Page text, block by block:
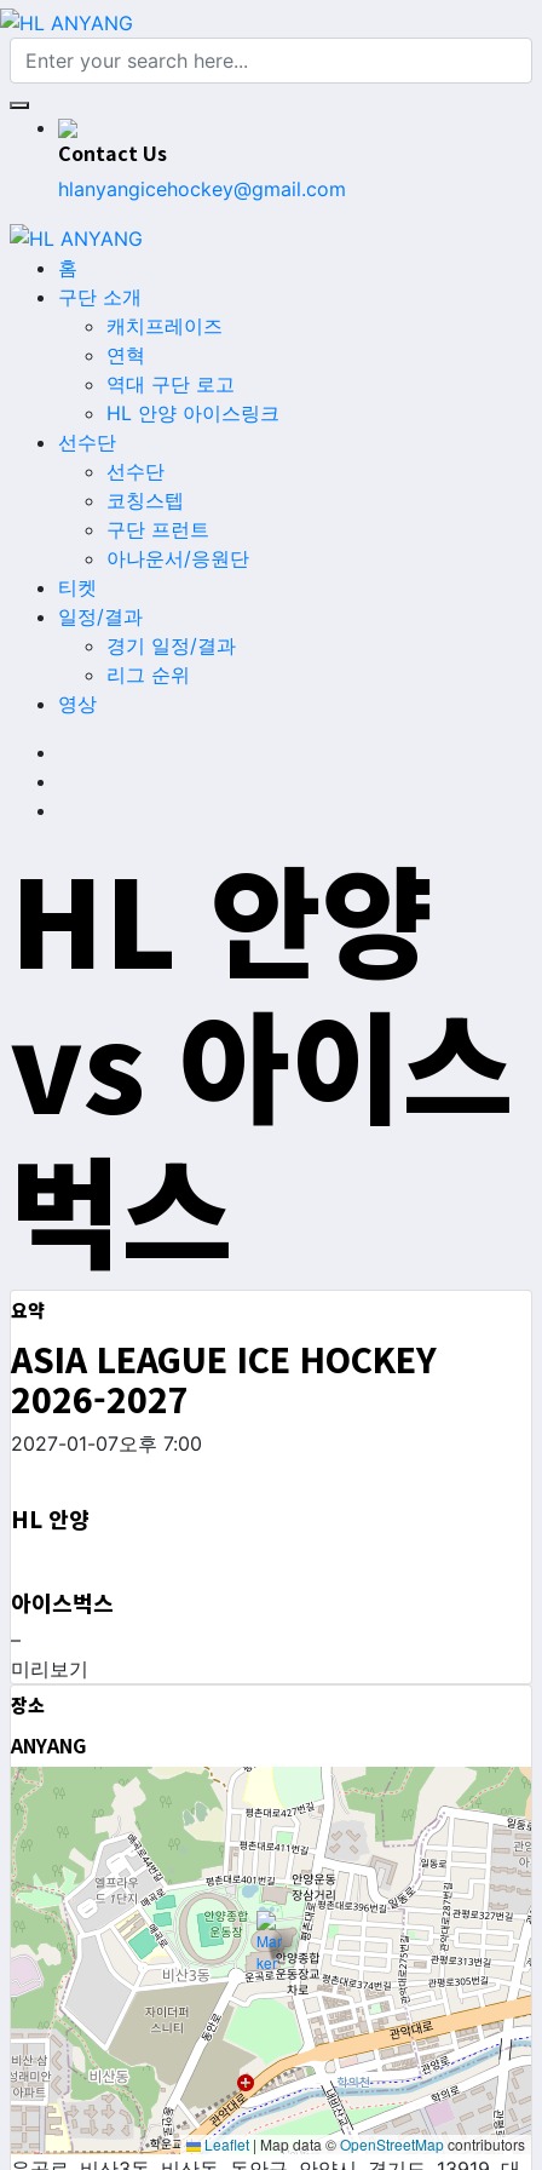
Contact Us
hlanyangicehockey@gmail.com
홈
구단 소개
캐치프레이즈
연혁
역대 구단 로고
HL 안양 아이스링크
선수단
선수단
코칭스텝
구단 프런트
아나운서/응원단
티켓
일정/결과
경기 일정/결과
리그 순위
영상
HL 안양
vs 아이스
벅스
요약
ASIA LEAGUE ICE HOCKEY
2026-2027
2027-01-07오후 7:00
HL 안양
아이스벅스
–
미리보기
장소
ANYANG
Leaflet | Map data ©OpenStreetMapcontributors